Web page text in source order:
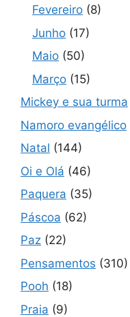
Fevereiro (8)
Junho (17)
Maio (50)
Março (15)
Mickey e sua turma
Namoro evangélico
Natal (144)
Oi e Olá (46)
Paquera (35)
Páscoa (62)
Paz (22)
Pensamentos (310)
Pooh (18)
Praia (9)